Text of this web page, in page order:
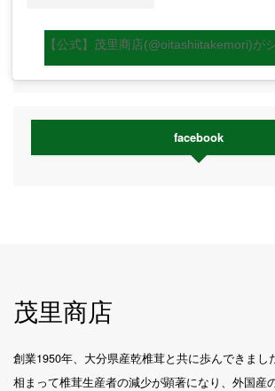
facebook
茂里商店
創業1950年、大分県産乾椎茸と共に歩んできまし
相まって椎茸生産者の減少が顕著になり、外国産